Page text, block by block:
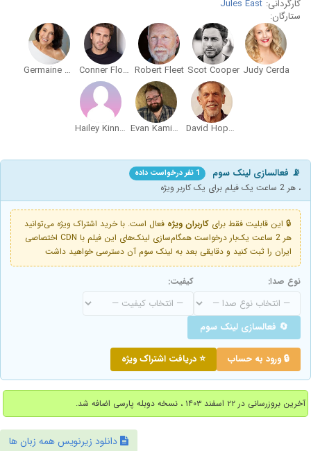
کارگردانی: Jules East
ستارگان:
Judy Cerda
Scot Cooper
Robert Fleet
Conner Floyd
Germaine Gaudet
David Hopmann
Evan Kaminsky
Hailey Kinnamon
📡 فعالسازی لینک سوم 1 نفر درخواست داده
، هر 2 ساعت یک فیلم برای یک کاربر ویژه
🔒 این قابلیت فقط برای کاربران ویژه فعال است. با خرید اشتراک ویژه می‌توانید
هر 2 ساعت یک‌بار درخواست همگام‌سازی لینک‌های این فیلم با CDN اختصاصی
ایران را ثبت کنید و دقایقی بعد به لینک سوم آن دسترسی خواهید داشت
نوع صدا: کیفیت:
🔄 فعالسازی لینک سوم
🔒 ورود به حساب ⭐ دریافت اشتراک ویژه
آخرین بروزرسانی در ۲۲ اسفند ۱۴۰۳ ، نسخه دوبله پارسی اضافه شد.
دانلود زیرنویس همه زبان ها